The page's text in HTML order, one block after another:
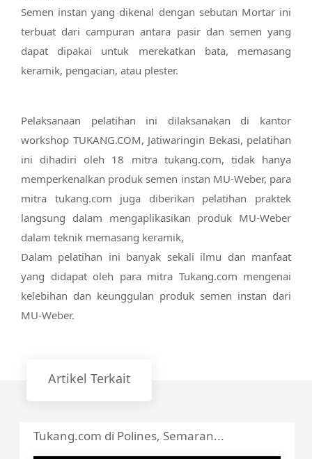
Semen instan yang dikenal dengan sebutan Mortar ini
terbuat dari campuran antara pasir dan semen yang
dapat dipakai untuk merekatkan bata, memasang
keramik, pengacian, atau plester.
Pelaksanaan pelatihan ini dilaksanakan di kantor
workshop TUKANG.COM, Jatiwaringin Bekasi, pelatihan
ini dihadiri oleh 18 mitra tukang.com, tidak hanya
memperkenalkan produk semen instan MU-Weber, para
mitra tukang.com juga diberikan pelatihan praktek
langsung dalam mengaplikasikan produk MU-Weber
dalam teknik memasang keramik,
Dalam pelatihan ini banyak sekali ilmu dan manfaat
yang didapat oleh para mitra Tukang.com mengenai
kelebihan dan keunggulan produk semen instan dari
MU-Weber.
Artikel Terkait
Tukang.com di Polines, Semaran...